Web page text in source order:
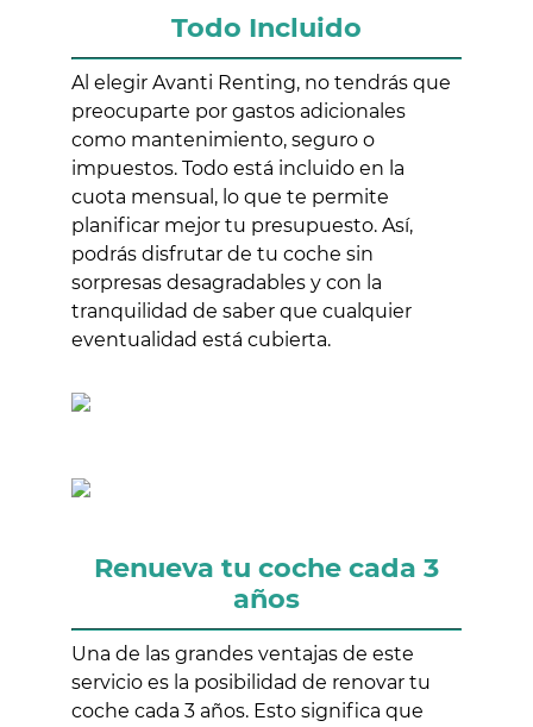
Todo Incluido
Al elegir Avanti Renting, no tendrás que
preocuparte por gastos adicionales
como mantenimiento, seguro o
impuestos. Todo está incluido en la
cuota mensual, lo que te permite
planificar mejor tu presupuesto. Así,
podrás disfrutar de tu coche sin
sorpresas desagradables y con la
tranquilidad de saber que cualquier
eventualidad está cubierta.
Renueva tu coche cada 3
años
Una de las grandes ventajas de este
servicio es la posibilidad de renovar tu
coche cada 3 años. Esto significa que